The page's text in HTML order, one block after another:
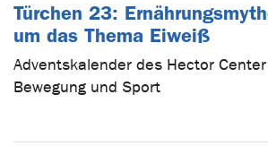
Türchen 23:
um das Thema Eiweiß
Adventskalender des Hector
Bewegung und Sport